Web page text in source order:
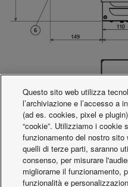
Dimensioni valvola
Tubazione lato liquido
Questo sito web utilizza
l’archiviazione e l’accesso a
(ad es. cookies, pixel e
“cookie”. Utilizziamo i cookie
funzionamento del nostro
quelli di terze parti, saranno
consenso, per misurare
migliorarne il funzionamento,
funzionalità e